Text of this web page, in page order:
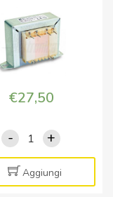
a
pannello
quantità
pannello
€27,50
-
Trasformatore
per
PCB
30W
+
Aggiungi